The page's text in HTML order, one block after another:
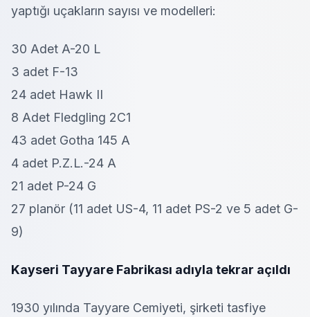
yaptığı uçakların sayısı ve modelleri:
30 Adet A-20 L
3 adet F-13
24 adet Hawk II
8 Adet Fledgling 2C1
43 adet Gotha 145 A
4 adet P.Z.L.-24 A
21 adet P-24 G
27 planör (11 adet US-4, 11 adet PS-2 ve 5 adet G-
9)
Kayseri Tayyare Fabrikası adıyla tekrar açıldı
1930 yılında Tayyare Cemiyeti, şirketi tasfiye